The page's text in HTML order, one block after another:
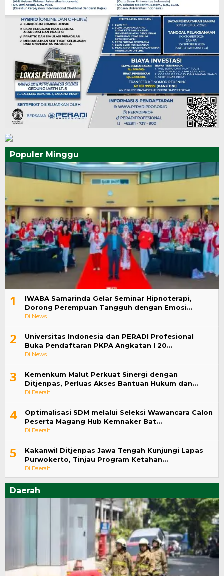
Populer Minggu
1
IWABA Samarinda Gelar Seminar Hipnoterapi,
Dorong Perempuan Tangguh dengan Emosi…
Di News
2
Universitas Indonesia dan PERADI Profesional
Buka Pendaftaran PKPA Angkatan I 20…
Di News
3
Kemenkum Malut Perkuat Sinergi dengan
Ditjenpas, Perluas Akses Bantuan Hukum dan…
Di Daerah
4
Optimalisasi SDM melalui Seleksi Wawancara Calon
Peserta Magang Hub Kemnaker Bat…
Di Daerah
5
Kakanwil Ditjenpas Jawa Tengah Kunjungi Lapas
Purwokerto, Tinjau Program Ketahan…
Di Daerah
Daerah